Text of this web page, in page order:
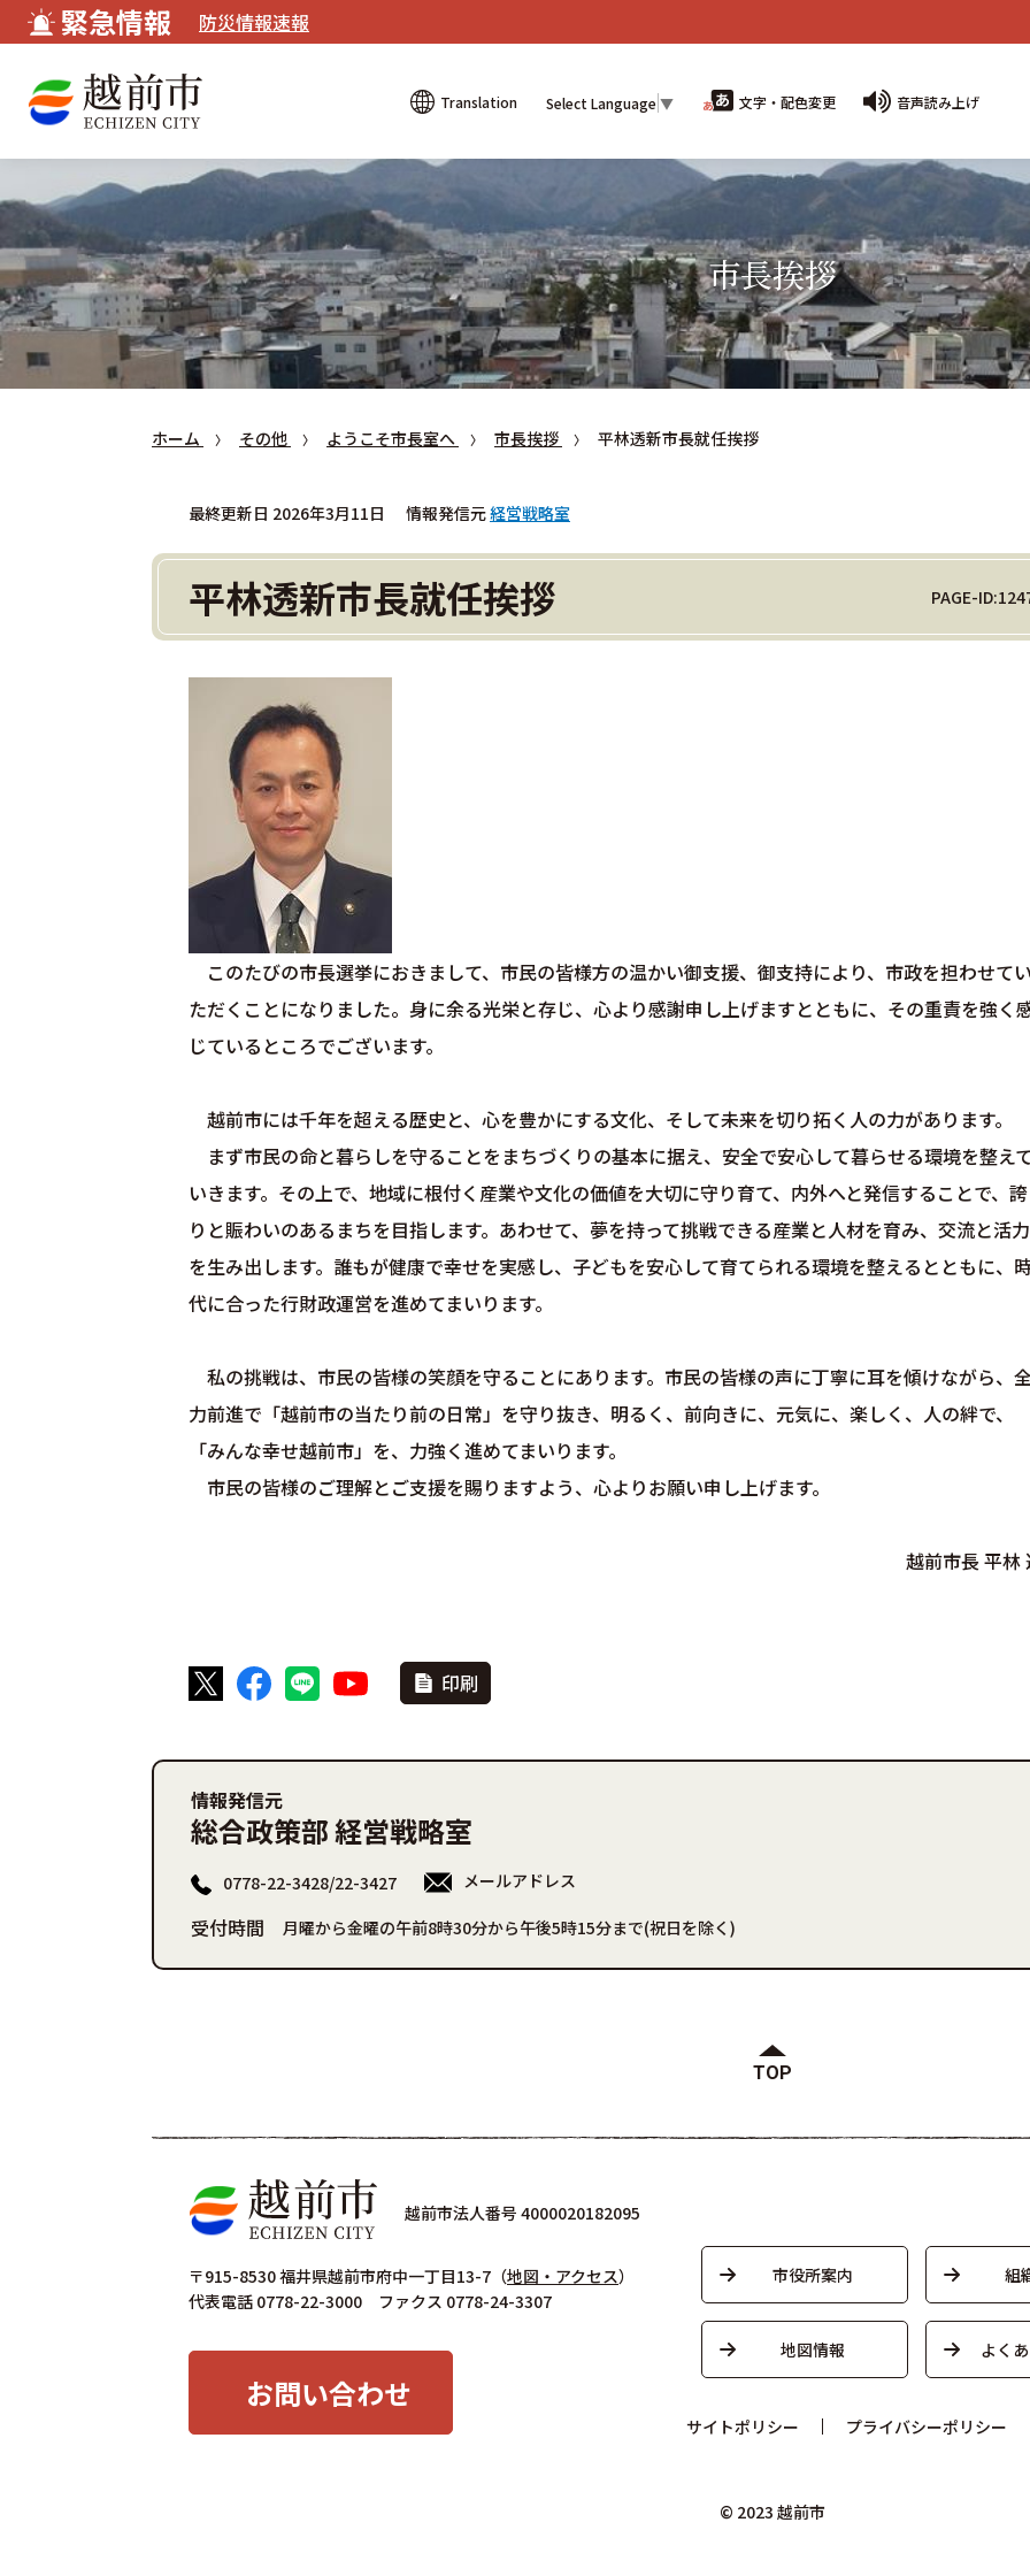
緊急情報 防災情報速報
Translation Select Language▼ 文字・配色変更 音声読み上げ
市長挨拶
ホーム その他 ようこそ市長室へ 市長挨拶 平林透新市長就任挨拶
最終更新日 2026年3月11日 情報発信元経営戦略室
平林透新市長就任挨拶 PAGE-
このたびの市長選挙におきまして、市民の皆様方の温かい御支援、御支持により、市政を担わせて
ただくことになりました。身に余る光栄と存じ、心より感謝申し上げますとともに、その重責を強く
じているところでございます。
越前市には千年を超える歴史と、心を豊かにする文化、そして未来を切り拓く人の力があります。
まず市民の命と暮らしを守ることをまちづくりの基本に据え、安全で安心して暮らせる環境を整え
いきます。その上で、地域に根付く産業や文化の価値を大切に守り育て、内外へと発信することで、誇
りと賑わいのあるまちを目指します。あわせて、夢を持って挑戦できる産業と人材を育み、交流と活力
を生み出します。誰もが健康で幸せを実感し、子どもを安心して育てられる環境を整えるとともに、
代に合った行財政運営を進めてまいります。
私の挑戦は、市民の皆様の笑顔を守ることにあります。市民の皆様の声に丁寧に耳を傾けながら、
力前進で「越前市の当たり前の日常」を守り抜き、明るく、前向きに、元気に、楽しく、人の絆で、
「みんな幸せ越前市」を、力強く進めてまいります。
市民の皆様のご理解とご支援を賜りますよう、心よりお願い申し上げます。
越前市長 平林
印刷
情報発信元
総合政策部 経営戦略室
0778-22-3428/22-3427 メールアドレス
受付時間 月曜から金曜の午前8時30分から午後5時15分まで(祝日を除く)
TOP
越前市法人番号 4000020182095
〒915-8530 福井県越前市府中一丁目13-7 （地図・アクセス）
代表電話 0778-22-3000 ファクス 0778-24-3307
お問い合わせ
市役所案内 組
地図情報 よく
サイトポリシー プライバシーポリシー
© 2023 越前市